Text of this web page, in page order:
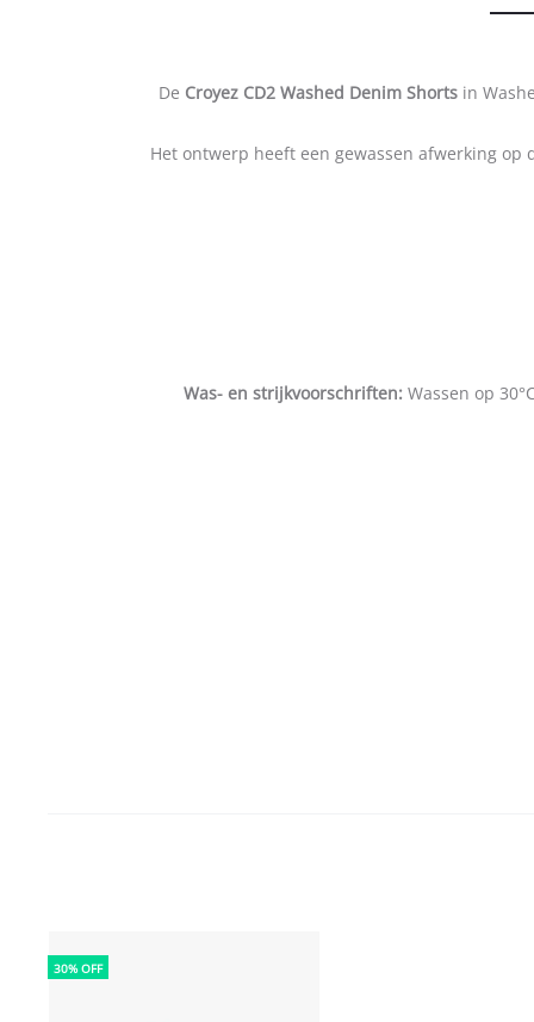
De Croyez CD2 Washed Denim Shorts in
Het ontwerp heeft een gewassen afwerking
Was- en strijkvoorschriften: Wassen op
30% OFF